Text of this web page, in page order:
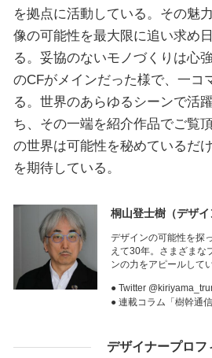
を拠点に活動している。その魅
像の可能性を最大限に追い求め
る。妥協のないモノづくりは心
のCFがメインだった様で、一コ
る。世界のあらゆるシーンで活
ち、その一端を紹介作品でご覧
の世界は可能性を秘めているだ
を期待している。
桐山登士樹（デザイ
デザインの可能性を探
えて30年。さまざまな
ンの力をアピールして
● Twitter
● 連載コラム「樹幹通信
デザイナープロフ